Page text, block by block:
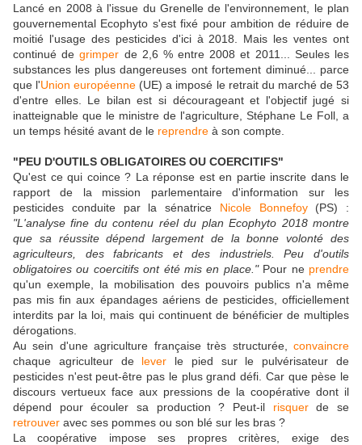
Lancé en 2008 à l'issue du Grenelle de l'environnement, le plan
gouvernemental Ecophyto s'est fixé pour ambition de réduire de
moitié l'usage des pesticides d'ici à 2018. Mais les ventes ont
continué degrimper de 2,6 % entre 2008 et 2011... Seules les
substances les plus dangereuses ont fortement diminué... parce
que l'Union européenne (UE) a imposé le retrait du marché de 53
d'entre elles. Le bilan est si décourageant et l'objectif jugé si
inatteignable que le ministre de l'agriculture, Stéphane Le Foll, a
un temps hésité avant de le reprendre à son compte.
"PEU D'OUTILS OBLIGATOIRES OU COERCITIFS"
Qu'est ce qui coince ? La réponse est en partie inscrite dans le
rapport de la mission parlementaire d'information sur les
pesticides conduite par la sénatrice Nicole Bonnefoy(PS) :
"L'analyse fine du contenu réel du plan Ecophyto 2018 montre
que sa réussite dépend largement de la bonne volonté des
agriculteurs, des fabricants et des industriels. Peu d'outils
obligatoires ou coercitifs ont été mis en place. "Pour ne prendre
qu'un exemple, la mobilisation des pouvoirs publics n'a même
pas mis fin aux épandages aériens de pesticides, officiellement
interdits par la loi, mais qui continuent de bénéficier de multiples
dérogations.
Au sein d'une agriculture française très structurée, convaincre
chaque agriculteur de lever le pied sur le pulvérisateur de
pesticides n'est peut-être pas le plus grand défi. Car que pèse le
discours vertueux face aux pressions de la coopérative dont il
dépend pour écouler sa production ? Peut-il risquerde se
retrouver avec ses pommes ou son blé sur les bras ?
La coopérative impose ses propres critères, exige des